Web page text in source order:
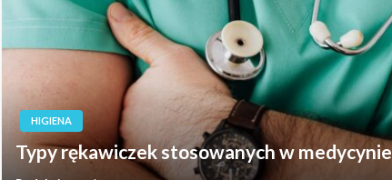
HIGIENA
Typy rękawiczek stosowanych w medycynie